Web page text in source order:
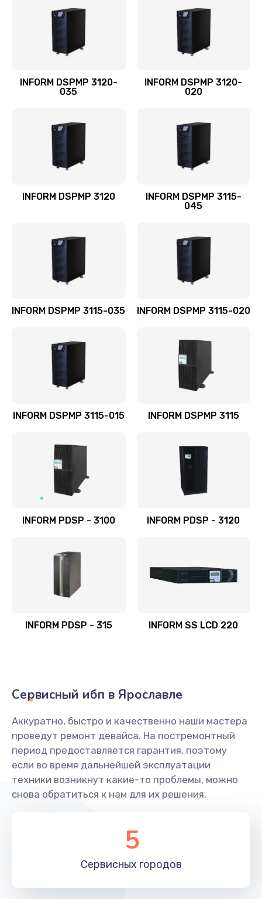
INFORM DSPMP 3120-
035
INFORM DSPMP 3120-
020
INFORM DSPMP 3120
INFORM DSPMP 3115-
045
INFORM DSPMP 3115-035 INFORM DSPMP 3115-020
INFORM DSPMP 3115-015 INFORM DSPMP 3115
INFORM PDSP - 3100 INFORM PDSP - 3120
INFORM PDSP - 315 INFORM SS LCD 220
Сервисный ибп в Ярославле
Аккуратно, быстро и качественно наши мастера
проведут ремонт девайса. На постремонтный
период предоставляется гарантия, поэтому
если во время дальнейшей эксплуатации
техники возникнут какие-то проблемы, можно
снова обратиться к нам для их решения.
5
Сервисных городов